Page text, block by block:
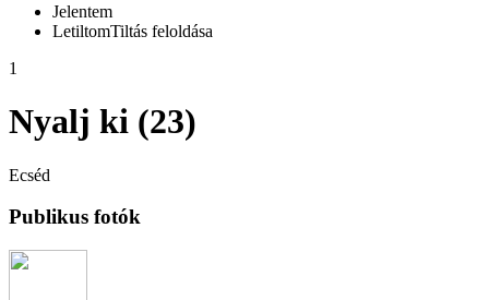
Jelentem
LetiltomTiltás feloldása
1
Nyalj ki (23)
Ecséd
Publikus fotók